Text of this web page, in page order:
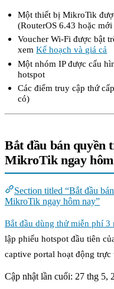
Một thiết bị MikroTik
(RouterOS 6.43 hoặc
Voucher Wi-Fi được bật
xemKế hoạch và giá cả
Một nhóm IP được cấu
hotspot
Các điểm truy cập thứ
có)
Bắt đầu bán quyền
MikroTik ngay
Section titled “Bắt đầu
MikroTik ngay hôm nay”
Bắt đầu dùng thử miễn phí 3
lập phiếu hotspot đầu tiên
captive portal hoạt động trực
Cập nhật lần cuối: 27 thg 5,